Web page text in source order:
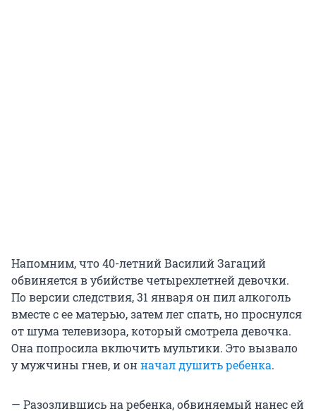
Напомним, что 40-летний Василий Загаций
обвиняется в убийстве четырехлетней девочки.
По версии следствия, 31 января он пил алкоголь
вместе с ее матерью, затем лег спать, но проснулся
от шума телевизора, который смотрела девочка.
Она попросила включить мультики. Это вызвало
у мужчины гнев, и онначал душить ребенка.
— Разозлившись на ребенка, обвиняемый нанес ей